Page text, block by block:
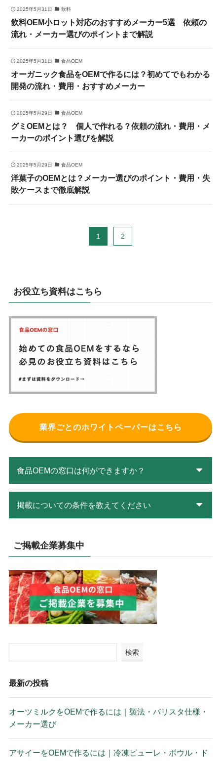
2025年5月31日 飲料
飲料OEM小ロット対応のおすすめメーカー5選 依頼の
流れ・メーカー選びのポイントまで解説
2025年5月31日 食品OEM
オーガニック食品をOEMで作るには？初めてでもわかる
開発の流れ・費用・おすすめメーカー
2025年5月29日 食品OEM
グミOEMとは？ 個人で作れる？依頼の流れ・費用・メ
ーカーのポイント選びを解説
2025年5月29日 食品OEM
洋菓子のOEMとは？メーカー選びのポイント・費用・失
敗ケースまで徹底解説
1 2
お役立ち資料はこちら
業界ごとのホワイトペーパーはこちら
食品OEMの窓口は何ができますか？
掲載についての条件を教えてください
ご掲載企業募集中
検索
最新の投稿
オーツミルクをOEMで作るには｜製法・バリスタ仕様・
メーカー選び
アサイーをOEMで作るには｜冷凍ピューレ・ボウル・ド